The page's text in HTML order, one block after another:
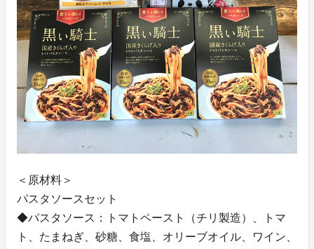
＜原材料＞
パスタソースセット
◆パスタソース：トマトペースト（チリ製造）、トマ
ト、たまねぎ、砂糖、食塩、オリーブオイル、ワイン、